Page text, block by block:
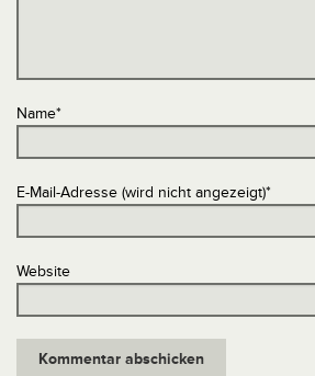
Name*
E-Mail-Adresse (wird nicht angezeigt)*
Website